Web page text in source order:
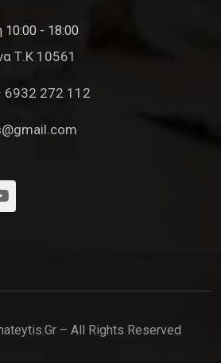
- 18:00
Τ.Κ 10561
6932 272 112
– All Rights Reserved